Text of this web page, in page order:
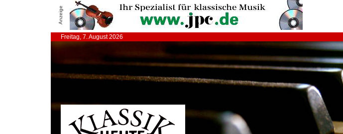
Anzeige
Freitag, 7. August 2026